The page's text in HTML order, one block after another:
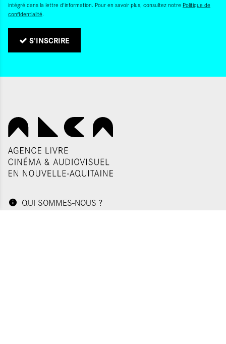
intégré dans la lettre d'information. Pour en savoir plus, consultez notre Politique de
confidentialité.
S'INSCRIRE
QUI SOMMES-NOUS ?